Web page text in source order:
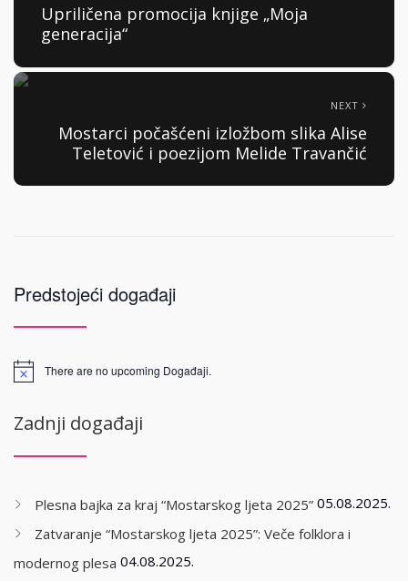
Upriličena promocija knjige „Moja
generacija“
NEXT
Mostarci počašćeni izložbom slika Alise
Teletović i poezijom Melide Travančić
Predstojeći događaji
There are no upcoming Događaji.
Zadnji događaji
Plesna bajka za kraj “Mostarskog ljeta 2025” 05.08.2025.
Zatvaranje “Mostarskog ljeta 2025”: Veče folklora i
modernog plesa 04.08.2025.